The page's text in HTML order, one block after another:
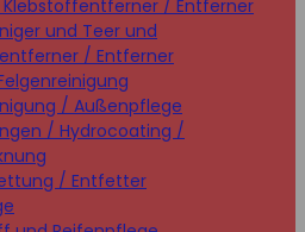
Klebstoffentferner / Entferner
und Teer und
/ Entferner
/ Außenpflege
/ Hydrocoating /
/ Entfetter